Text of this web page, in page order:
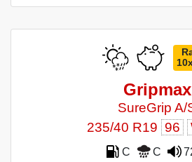
Gripmax
SureGrip A/
235/40 R19 96
C C